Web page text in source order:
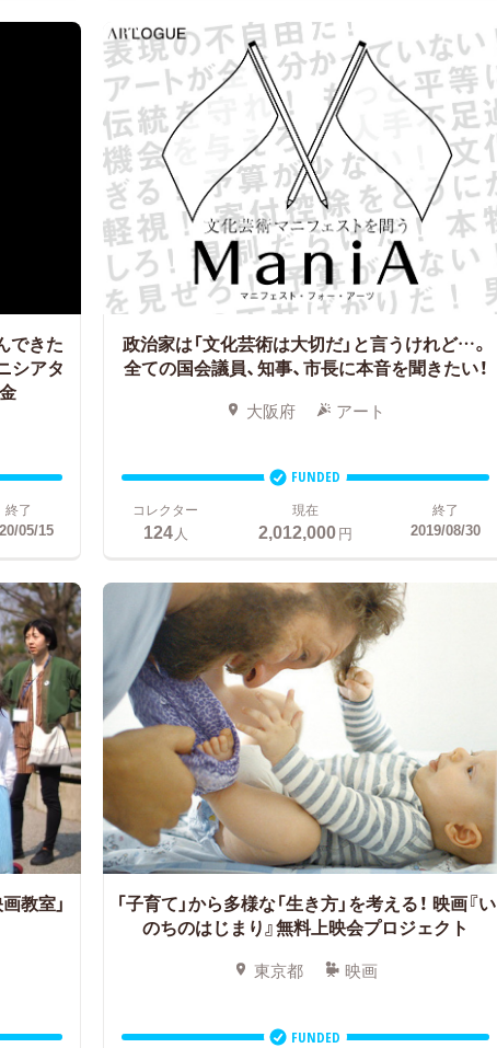
できた
シアタ
終了
05/15
政治家は「文化芸術は大切だ」と言うけれど…。
全ての国会議員、知事、市長に本音を聞きたい！
大阪府 アート
FUNDED
コレクター
124 人
現在
2,012,000円
終了
2019/08/30
教室」
「子育て」から多様な「生き方」を考える！ 映画『い
のちのはじまり』無料上映会プロジェクト
東京都 映画
FUNDED